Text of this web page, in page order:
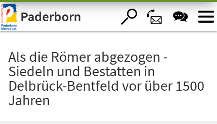
Visuelle
Assistenzsoftware
öffnen.Paderborn
Als die Römer abgezogen -
Siedeln und Bestatten in
Delbrück-Bentfeld vor über 1500
Jahren